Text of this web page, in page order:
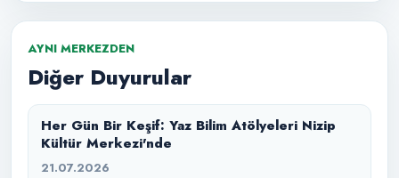
AYNI MERKEZDEN
Diğer Duyurular
Her Gün Bir Keşif: Yaz Bilim Atölyeleri Nizip
Kültür Merkezi'nde
21.07.2026